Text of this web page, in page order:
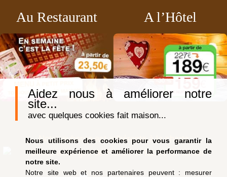
Aidez nous à améliorer notre
site...
avec quelques cookies fait maison...
Nous utilisons des cookies pour vous garantir la
meilleure expérience et améliorer la performance de
notre site.
Notre site web et nos partenaires peuvent : mesurer
Au Restaurant A l’Hôtel
Notre auberge est adhérente à la charte